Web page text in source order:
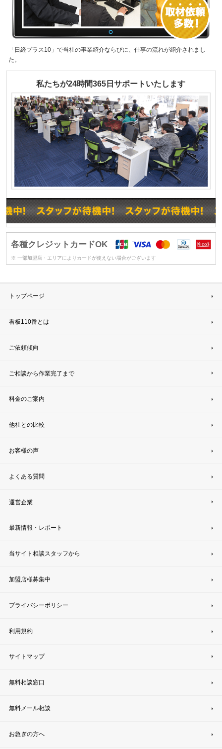
「日経プラス10」で当社の事業紹介ならびに、仕事の流れが紹介されまし
た。
私たちが24時間365日サポートいたします
各種クレジットカードOK
※ 一部加盟店・エリアによりカードが使えない場合がございます
トップページ
看板110番とは
ご依頼傾向
ご相談から作業完了まで
料金のご案内
他社との比較
お客様の声
よくある質問
運営企業
最新情報・レポート
当サイト相談スタッフから
加盟店様募集中
プライバシーポリシー
利用規約
サイトマップ
無料相談窓口
無料メール相談
お急ぎの方へ